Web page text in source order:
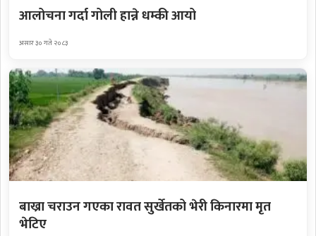
आलोचना गर्दा गोली हान्ने धम्की आयो
असार ३० गते २०८३
बाख्रा चराउन गएका रावत सुर्खेतको भेरी किनारमा मृत
भेटिए